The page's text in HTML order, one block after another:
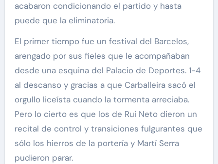
acabaron condicionando el partido y hasta
puede que la eliminatoria.
El primer tiempo fue un festival del Barcelos,
arengado por sus fieles que le acompañaban
desde una esquina del Palacio de Deportes. 1-4
al descanso y gracias a que Carballeira sacó el
orgullo liceísta cuando la tormenta arreciaba.
Pero lo cierto es que los de Rui Neto dieron un
recital de control y transiciones fulgurantes que
sólo los hierros de la portería y Martí Serra
pudieron parar.